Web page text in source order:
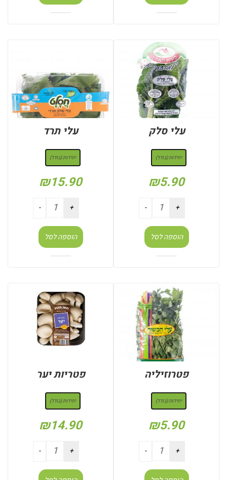
עלי סלק
יחידות (בודד)
₪5.90
הוספה לסל
עלי תרד
יחידות (בודד)
₪15.90
הוספה לסל
פטרוזיליה
יחידות (בודד)
₪5.90
פטריות יער
יחידות (בודד)
₪14.90